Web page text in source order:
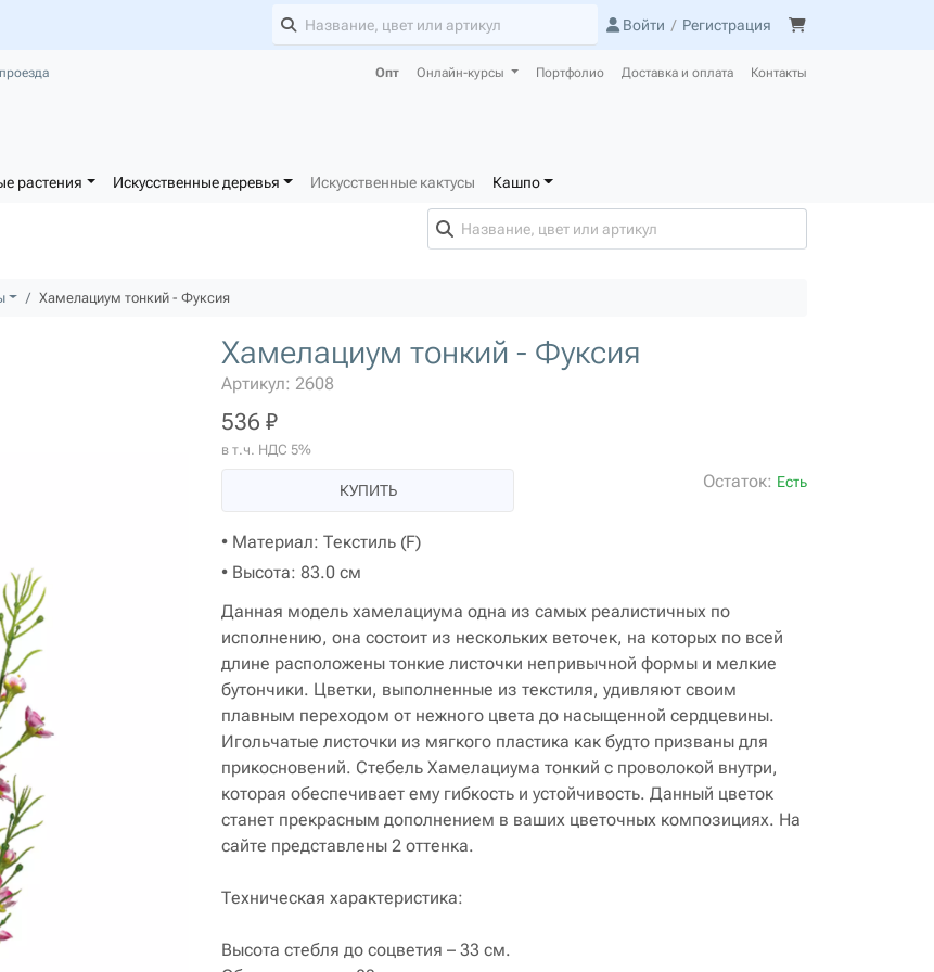
Войти / Регистрация
Опт Онлайн-курсы Портфолио Доставка и оплата Контакты
растения Искусственные деревья Искусственные кактусы Кашпо
Хамелациум тонкий - Фуксия
Хамелациум тонкий - Фуксия
Артикул: 2608
536 ₽
в т.ч. НДС 5%
КУПИТЬ Остаток: Есть
• Материал: Текстиль (F)
• Высота: 83.0 см
Данная модель хамелациума одна из самых реалистичных по
исполнению, она состоит из нескольких веточек, на которых по всей
длине расположены тонкие листочки непривычной формы и мелкие
бутончики. Цветки, выполненные из текстиля, удивляют своим
плавным переходом от нежного цвета до насыщенной сердцевины.
Игольчатые листочки из мягкого пластика как будто призваны для
прикосновений. Стебель Хамелациума тонкий с проволокой внутри,
которая обеспечивает ему гибкость и устойчивость. Данный цветок
станет прекрасным дополнением в ваших цветочных композициях. На
сайте представлены 2 оттенка.
Техническая характеристика:
Высота стебля до соцветия – 33 см.